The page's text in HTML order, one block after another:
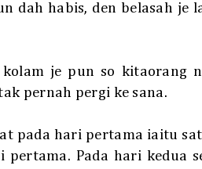
dah habis, den belasah je
je pun so kitaorang
pernah pergi ke sana.
pada hari pertama iaitu
Pada hari kedua